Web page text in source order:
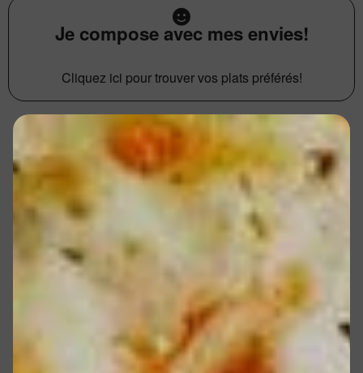
Je compose avec mes envies!
Cliquez ici pour trouver vos plats préférés!